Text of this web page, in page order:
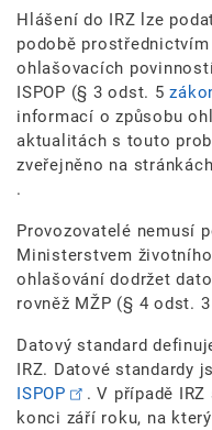
Hlášení do IRZ lze
podobě
ohlašovacích
ISPOP (§ 3 odst. 5
informací o způsobu
aktualitách s touto
zveřejněno na
.
Provozovatelé nemusí
Ministerstvem
ohlašování dodržet
rovněž MŽP (§ 4 odst. 3
Datový standard
IRZ. Datové standardy
ISPOP
. V případě
konci září roku, na